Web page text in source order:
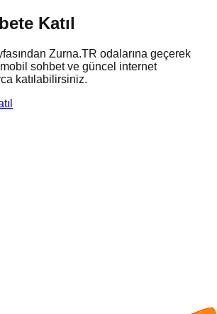
Katıl
Zurna.TR odalarına geçerek
sohbet ve güncel internet
katılabilirsiniz.